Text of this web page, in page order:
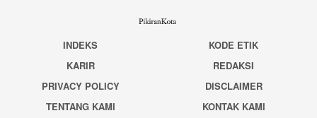
INDEKS
KODE ETIK
KARIR
REDAKSI
PRIVACY POLICY
DISCLAIMER
TENTANG KAMI
KONTAK KAMI